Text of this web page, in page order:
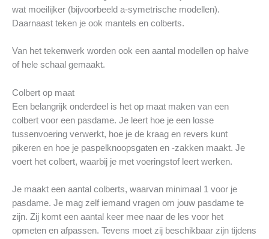
wat moeilijker (bijvoorbeeld a-symetrische modellen).
Daarnaast teken je ook mantels en colberts.
Van het tekenwerk worden ook een aantal modellen op halve
of hele schaal gemaakt.
Colbert op maat
Een belangrijk onderdeel is het op maat maken van een
colbert voor een pasdame. Je leert hoe je een losse
tussenvoering verwerkt, hoe je de kraag en revers kunt
pikeren en hoe je paspelknoopsgaten en -zakken maakt. Je
voert het colbert, waarbij je met voeringstof leert werken.
Je maakt een aantal colberts, waarvan minimaal 1 voor je
pasdame. Je mag zelf iemand vragen om jouw pasdame te
zijn. Zij komt een aantal keer mee naar de les voor het
opmeten en afpassen. Tevens moet zij beschikbaar zijn tijdens